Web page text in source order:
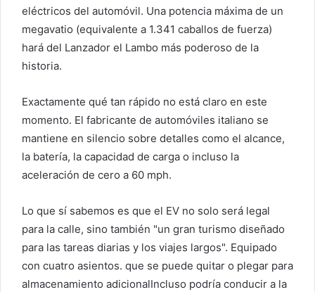
n
i
c
eléctricos del automóvil. Una potencia máxima de un
megavatio (equivalente a 1.341 caballos de fuerza)
hará del Lanzador el Lambo más poderoso de la
historia.
Exactamente qué tan rápido no está claro en este
momento. El fabricante de automóviles italiano se
mantiene en silencio sobre detalles como el alcance,
la batería, la capacidad de carga o incluso la
aceleración de cero a 60 mph.
Lo que sí sabemos es que el EV no solo será legal
para la calle, sino también "un gran turismo diseñado
para las tareas diarias y los viajes largos". Equipado
con cuatro asientos. que se puede quitar o plegar para
almacenamiento adicionalIncluso podría conducir a la